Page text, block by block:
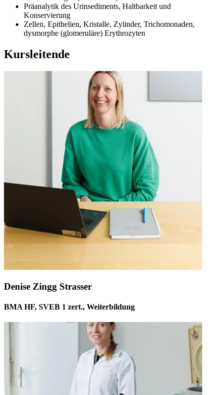
Präanalytik des Urinsediments, Haltbarkeit und
Konservierung
Zellen, Epithelien, Kristalle, Zylinder, Trichomonaden,
dysmorphe (glomeruläre) Erythrozyten
Kursleitende
Denise Zingg Strasser
BMA HF, SVEB 1 zert., Weiterbildung